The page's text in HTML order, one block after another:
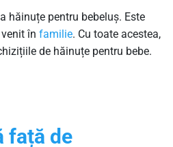
hăinuțe pentru bebeluș. Este
în familie. Cu toate acestea,
de hăinuțe pentru bebe.
față de